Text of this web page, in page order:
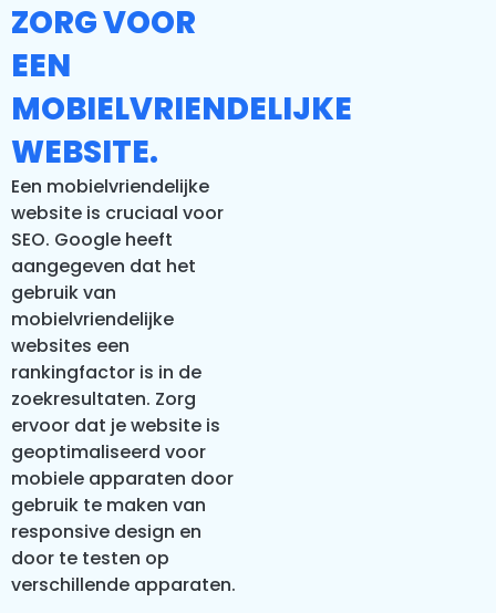
ZORG VOOR
EEN
MOBIELVRIENDELIJKE
WEBSITE.
Een mobielvriendelijke
website is cruciaal voor
SEO. Google heeft
aangegeven dat het
gebruik van
mobielvriendelijke
websites een
rankingfactor is in de
zoekresultaten. Zorg
ervoor dat je website is
geoptimaliseerd voor
mobiele apparaten door
gebruik te maken van
responsive design en
door te testen op
verschillende apparaten.